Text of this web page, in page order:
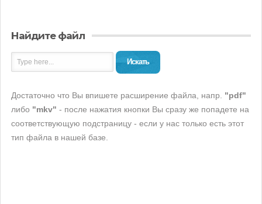
Найдите файл
Искать
Достаточно что Вы впишете расширение файла, напр. "pdf"
либо "mkv" - после нажатия кнопки Вы сразу же попадете на
соответствующую подстраницу - если у нас только есть этот
тип файла в нашей базе.